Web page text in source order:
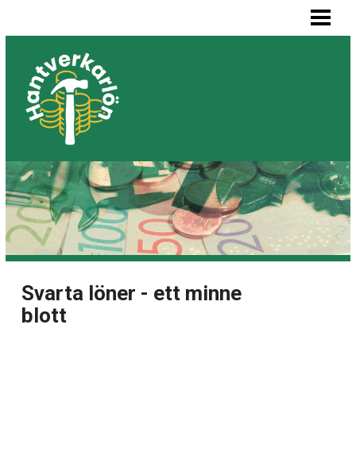
MÅLARE LÖN
SNICKARE LÖN
VVS-MONTÖR LÖN
ELEKTRIKER LÖN
BLOGG
LISTA BYGGFIRMOR
Svarta löner - ett minne
blott